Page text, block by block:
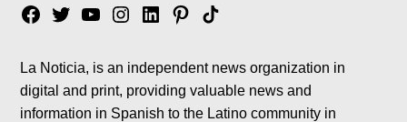
Facebook
TwitterYouTubeInstagram
LinkedinPinterest
Tik
La Noticia, is an independent news organization in
digital and print, providing valuable news and
information in Spanish to the Latino community in